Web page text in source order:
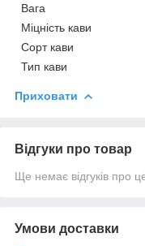
Вага
Міцність кави
Сорт кави
Тип кави
Приховати
Відгуки про товар
Ще немає відгуків про
Умови доставки